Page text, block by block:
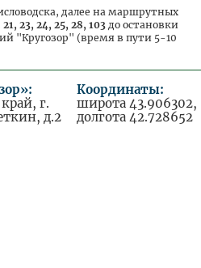
далее на маршрутных
23, 24, 25, 28, 103 до остановки
"Кругозор" (время в пути 5-10
г.
д.2
Координаты:
широта 43.906302,
долгота 42.728652